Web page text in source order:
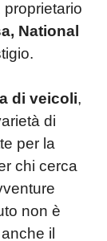
proprietario
National
di veicoli,
di
per la
chi cerca
non è
il